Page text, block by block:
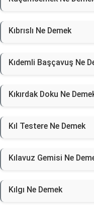
Kıbrıslı Ne Demek
Kıdemli Başçavuş Ne
Kıkırdak Doku Ne
Kıl Testere Ne Demek
Kılavuz Gemisi Ne
Kılgı Ne Demek